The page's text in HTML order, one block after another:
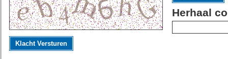
Herhaal
Klacht Versturen